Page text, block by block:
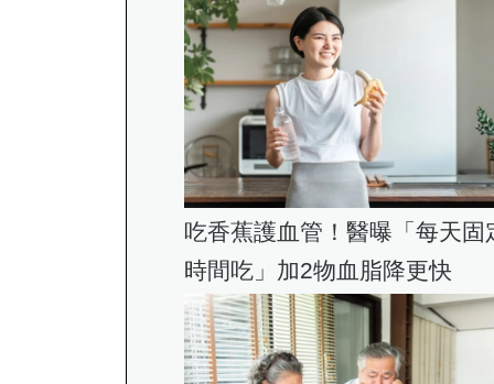
吃香蕉護血管！醫曝「每天固
時間吃」加2物血脂降更快